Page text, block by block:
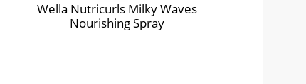
Wella Nutricurls Milky Waves
Nourishing Spray